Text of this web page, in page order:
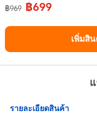
ไอเทมฤดูร้อน
ของเล่นสำหรับเด็
แบตเตอรี่
ลดราคาจาก
฿969ถึง฿699
เพิ่มสิ
รายละเอียดสินค้า